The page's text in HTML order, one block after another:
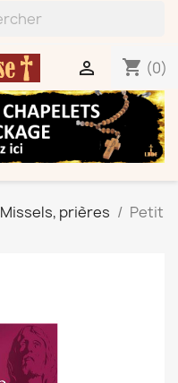
shopping_cart (0)

Missels, prières
Petit